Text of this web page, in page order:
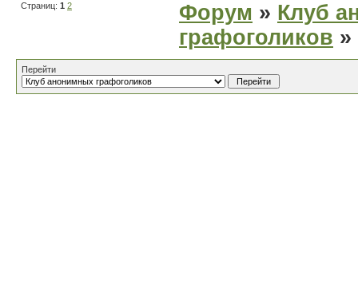
Страниц: 1 2 Форум » Клуб
графоголиков
Перейти